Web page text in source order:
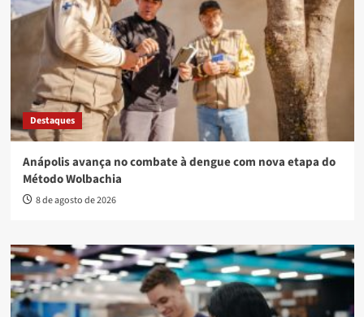
Destaques
Anápolis avança no combate à dengue com nova etapa do
Método Wolbachia
8 de agosto de 2026